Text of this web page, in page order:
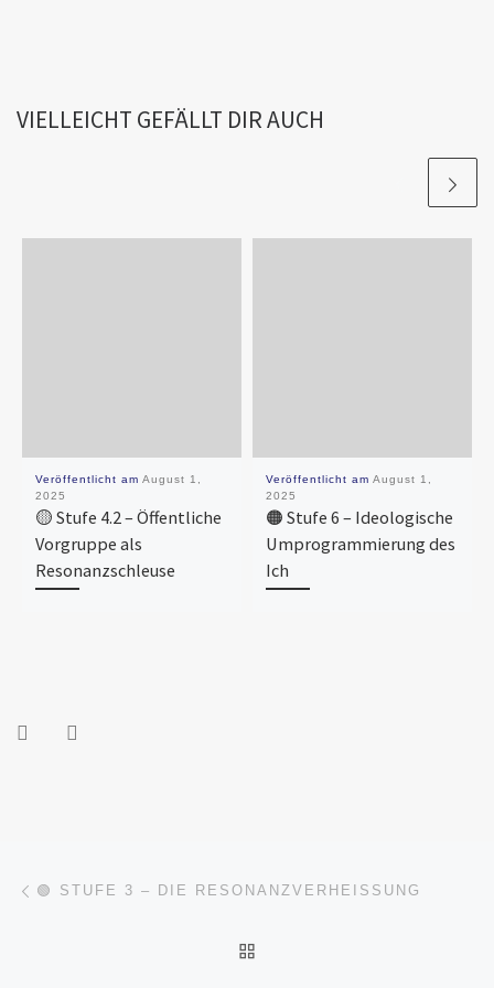
VIELLEICHT GEFÄLLT DIR AUCH
Veröffentlicht am August 1,
2025
🟡 Stufe 4.2 – Öffentliche
Vorgruppe als
Resonanzschleuse
Veröffentlicht am August 1,
2025
🟠 Stufe 6 – Ideologische
Umprogrammierung des
Ich
Beitragsnavigation
🟢 STUFE 3 – DIE RESONANZVERHEISSUNG